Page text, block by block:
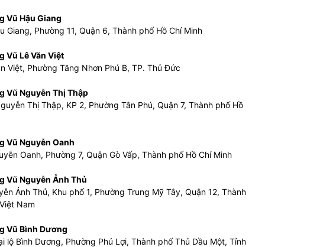
Vũ Hậu Giang
Giang, Phường 11, Quận 6, Thành phố Hồ Chí Minh
Vũ Lê Văn Việt
Việt, Phường Tăng Nhơn Phú B, TP. Thủ Đức
Vũ Nguyễn Thị Thập
Thị Thập, KP 2, Phường Tân Phú, Quận 7, Thành phố Hồ
Vũ Nguyễn Oanh
Oanh, Phường 7, Quận Gò Vấp, Thành phố Hồ Chí Minh
Vũ Nguyễn Ảnh Thủ
Ảnh Thủ, Khu phố 1, Phường Trung Mỹ Tây, Quận 12, Thành
Nam
Vũ Bình Dương
lộ Bình Dương, Phường Phú Lợi, Thành phố Thủ Dầu Một, Tỉnh